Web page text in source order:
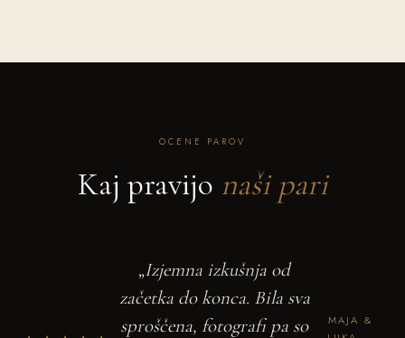
OCENE PAROV
Kaj pravijo naši pari
„Izjemna izkušnja od
začetka do konca. Bila sva
sproščena, fotografi pa so
MAJA &
„Ko sva dobila galerijo, sva
jokala od sreče. Fotografije so
brezčasne, elegantne in
ROK —
POROKA